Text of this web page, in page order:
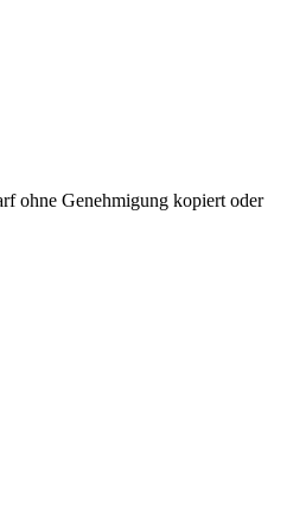
ohne Genehmigung kopiert oder